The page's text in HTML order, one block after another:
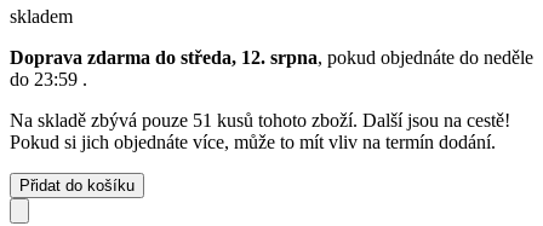
skladem
Doprava zdarma do středa, 12. srpna, pokud objednáte do neděle
do 23:59 .
Na skladě zbývá pouze 51 kusů tohoto zboží. Další jsou na cestě!
Pokud si jich objednáte více, může to mít vliv na termín dodání.
Přidat do košíku